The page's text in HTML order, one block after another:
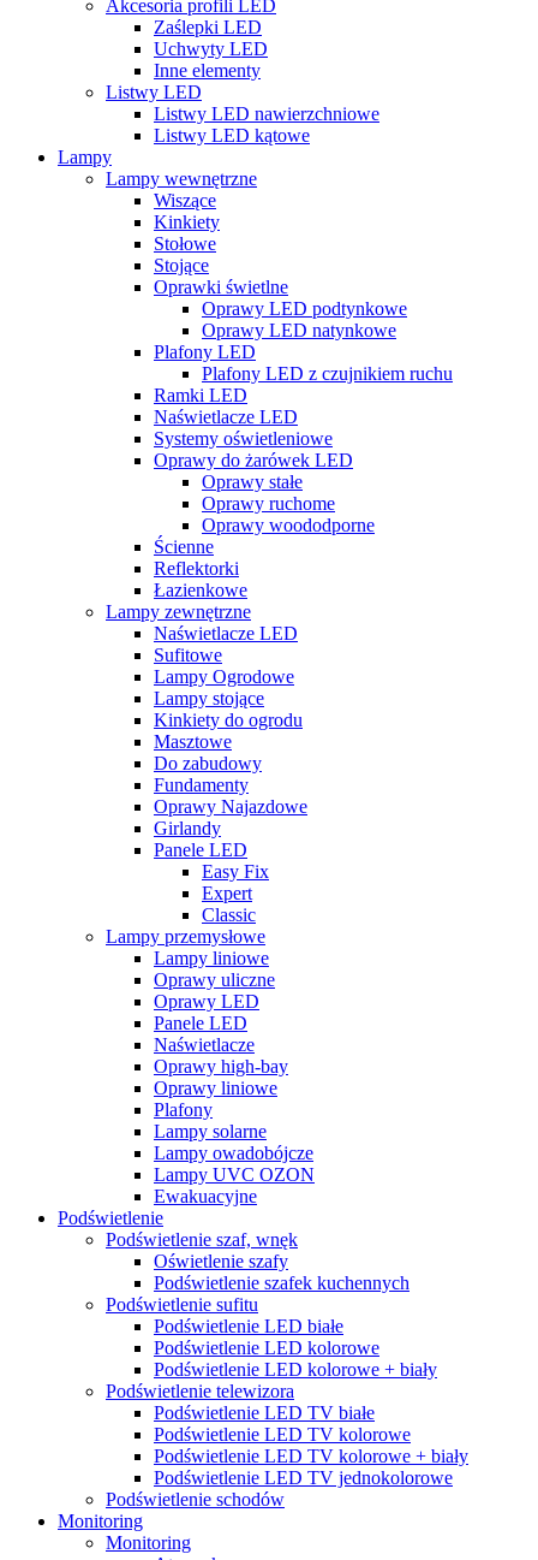
Akcesoria profili LED
Zaślepki LED
Uchwyty LED
Inne elementy
Listwy LED
Listwy LED nawierzchniowe
Listwy LED kątowe
Lampy
Lampy wewnętrzne
Wiszące
Kinkiety
Stołowe
Stojące
Oprawki świetlne
Oprawy LED podtynkowe
Oprawy LED natynkowe
Plafony LED
Plafony LED z czujnikiem ruchu
Ramki LED
Naświetlacze LED
Systemy oświetleniowe
Oprawy do żarówek LED
Oprawy stałe
Oprawy ruchome
Oprawy woododporne
Ścienne
Reflektorki
Łazienkowe
Lampy zewnętrzne
Naświetlacze LED
Sufitowe
Lampy Ogrodowe
Lampy stojące
Kinkiety do ogrodu
Masztowe
Do zabudowy
Fundamenty
Oprawy Najazdowe
Girlandy
Panele LED
Easy Fix
Expert
Classic
Lampy przemysłowe
Lampy liniowe
Oprawy uliczne
Oprawy LED
Panele LED
Naświetlacze
Oprawy high-bay
Oprawy liniowe
Plafony
Lampy solarne
Lampy owadobójcze
Lampy UVC OZON
Ewakuacyjne
Podświetlenie
Podświetlenie szaf, wnęk
Oświetlenie szafy
Podświetlenie szafek kuchennych
Podświetlenie sufitu
Podświetlenie LED białe
Podświetlenie LED kolorowe
Podświetlenie LED kolorowe + biały
Podświetlenie telewizora
Podświetlenie LED TV białe
Podświetlenie LED TV kolorowe
Podświetlenie LED TV kolorowe + biały
Podświetlenie LED TV jednokolorowe
Podświetlenie schodów
Monitoring
Monitoring